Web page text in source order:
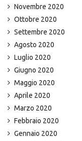
Novembre 2020
Ottobre 2020
Settembre 2020
Agosto 2020
Luglio 2020
Giugno 2020
Maggio 2020
Aprile 2020
Marzo 2020
Febbraio 2020
Gennaio 2020